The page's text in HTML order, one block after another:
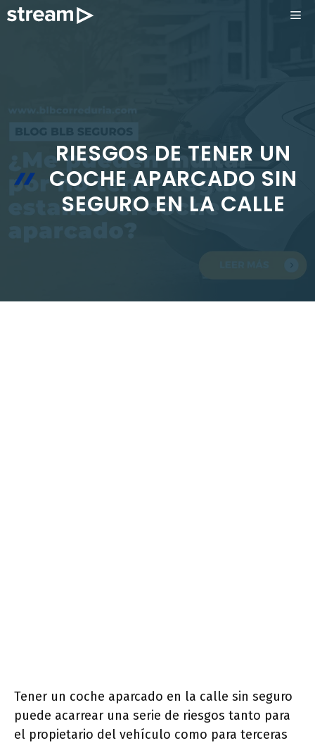
Saltar
RIESGOS DE TENER UN
COCHE APARCADO SIN
SEGURO EN LA CALLE
Tener un coche aparcado en la calle sin seguro
puede acarrear una serie de riesgos tanto para
el propietario del vehículo como para terceras